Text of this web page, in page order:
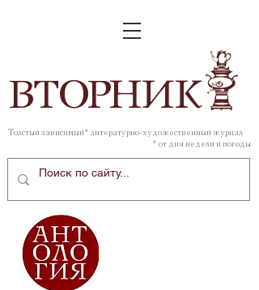
ВТОРНИК
Толстый зависимый* литературно-художественный журнал
* от дня недели и погоды